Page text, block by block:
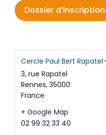
Dossier d’inscription
Cercle Paul Bert
3, rue Rapatel
Rennes, 35000
France
+ Google Map
02 99 32 33 40